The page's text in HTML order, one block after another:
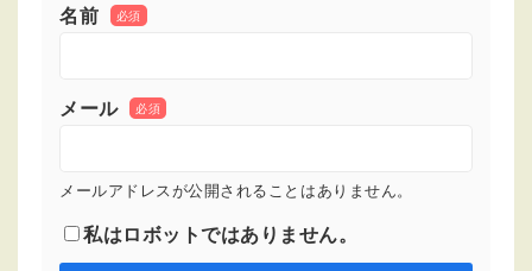
名前
必須
メール 必須
メールアドレスが公開されることはありません。
私はロボットではありません。